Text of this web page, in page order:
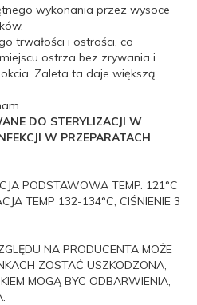
wykonania przez wysoce
trwałości i ostrości, co
ostrza bez zrywania i
Zaleta ta daje większą
DO STERYLIZACJI W
W PRZEPARATACH
PODSTAWOWA TEMP. 121°C
TEMP 132-134°C, CIŚNIENIE 3
NA PRODUCENTA MOŻE
ZOSTAĆ USZKODZONA,
MOGĄ BYC ODBARWIENIA,